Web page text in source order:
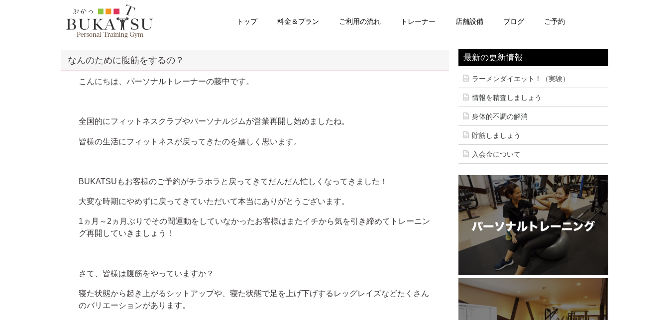
トップ 料金＆プラン ご利用の流れ トレーナー 店舗設備 ブログ ご予約
なんのために腹筋をするの？
こんにちは、パーソナルトレーナーの藤中です。
全国的にフィットネスクラブやパーソナルジムが営業再開し始めましたね。
皆様の生活にフィットネスが戻ってきたのを嬉しく思います。
BUKATSUもお客様のご予約がチラホラと戻ってきてだんだん忙しくなってきました！
大変な時期にやめずに戻ってきていただいて本当にありがとうございます。
1ヵ月～2ヵ月ぶりでその間運動をしていなかったお客様はまたイチから気を引き締めてトレーニン
グ再開していきましょう！
さて、皆様は腹筋をやっていますか？
寝た状態から起き上がるシットアップや、寝た状態で足を上げ下げするレッグレイズなどたくさん
のバリエーションがあります。
最新の更新情報
ラーメンダイエット！（実験）
情報を精査しましょう
身体的不調の解消
貯筋しましょう
入会金について